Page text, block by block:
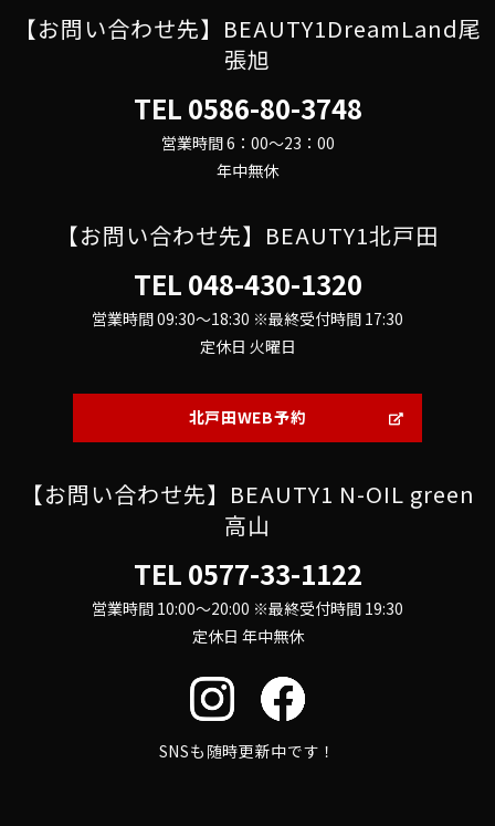
【お問い合わせ先】BEAUTY1DreamLand尾
張旭
TEL 0586-80-3748
営業時間 6：00～23：00
年中無休
【お問い合わせ先】BEAUTY1北戸田
TEL 048-430-1320
営業時間 09:30～18:30 ※最終受付時間 17:30
定休日 火曜日
北戸田WEB予約
【お問い合わせ先】BEAUTY1 N-OIL green
高山
TEL 0577-33-1122
営業時間 10:00～20:00 ※最終受付時間 19:30
定休日 年中無休
SNSも随時更新中です！